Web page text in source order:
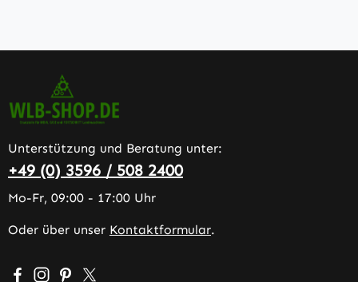
Unterstützung und Beratung unter:
+49 (0) 3596 / 508 2400
Mo-Fr, 09:00 - 17:00 Uhr
Oder über unser Kontaktformular.
Besuche uns auf Facebook – öffnet in neuem Tab
Schau auf Instagram vorbei – öffnet in neuem Tab
Lass dich auf Pinterest inspirieren – öffnet in
Folge uns auf X – öffnet in neuem Tab